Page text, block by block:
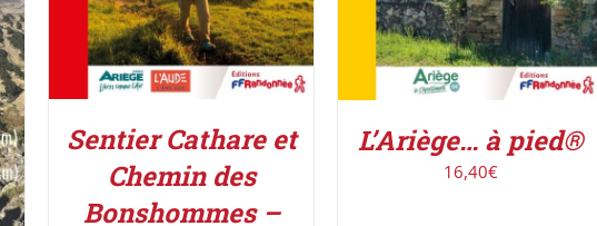
Sentier Cathare et
Chemin des
Bonshommes –
L’Ariège… à pied®
16,40€